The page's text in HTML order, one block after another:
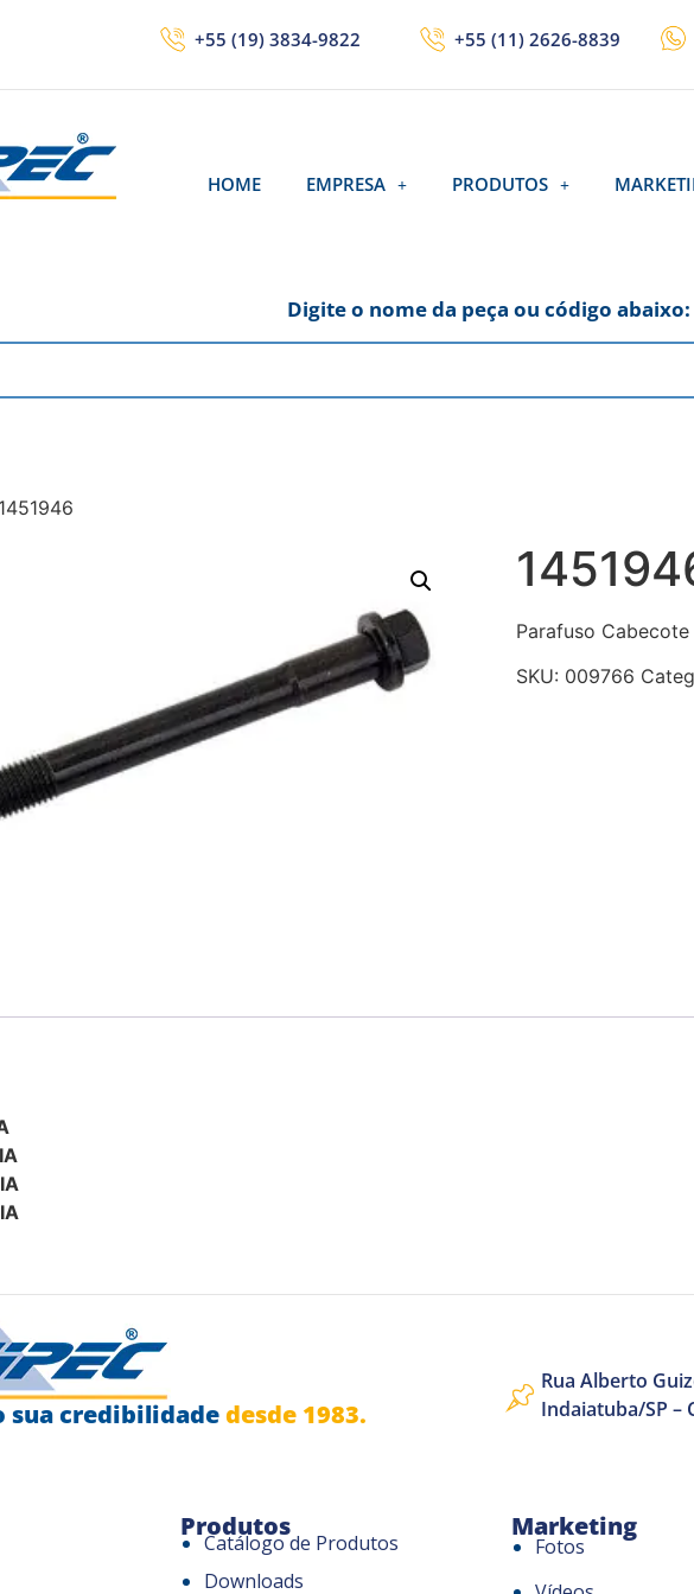
+55 (19) 3834-9822 +55 (11) 2626-8839
HOME EMPRESA PRODUTOS
Digite o nome da peça ou código abaixo:
Parafuso Cabecote
SKU: 009766
sua credibilidadedesde 1983.
Rua Alberto
Indaiatuba/SP –
Produtos
Catálogo de Produtos
Downloads
Marketing
Fotos